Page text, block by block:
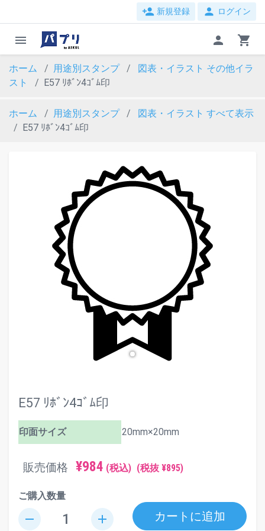
person_add 新規登録 person ログイン
menu person shopping_cart
ホーム 用途別スタンプ 図表・イラスト その他イラ
スト
E57 ﾘﾎﾞﾝ4ｺﾞﾑ印
ホーム 用途別スタンプ 図表・イラスト すべて表示
E57 ﾘﾎﾞﾝ4ｺﾞﾑ印
E57 ﾘﾎﾞﾝ4ｺﾞﾑ印
印面サイズ 20mm×20mm
販売価格 ¥984 (税込) (税抜 ¥895)
ご購入数量
remove add カートに追加